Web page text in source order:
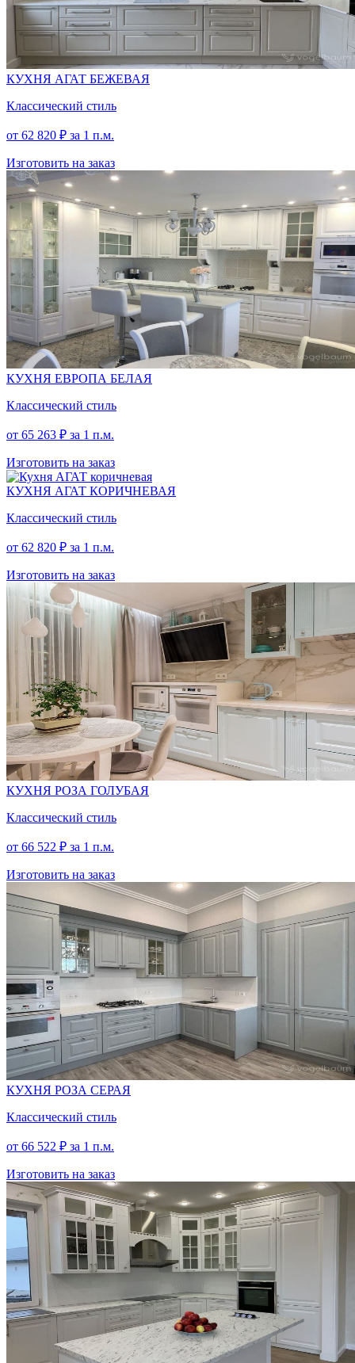
КУХНЯ АГАТ БЕЖЕВАЯ
Классический стиль
от 62 820 ₽ за 1 п.м.
Изготовить на заказ
КУХНЯ ЕВРОПА БЕЛАЯ
Классический стиль
от 65 263 ₽ за 1 п.м.
Изготовить на заказ
КУХНЯ АГАТ КОРИЧНЕВАЯ
Классический стиль
от 62 820 ₽ за 1 п.м.
Изготовить на заказ
КУХНЯ РОЗА ГОЛУБАЯ
Классический стиль
от 66 522 ₽ за 1 п.м.
Изготовить на заказ
КУХНЯ РОЗА СЕРАЯ
Классический стиль
от 66 522 ₽ за 1 п.м.
Изготовить на заказ